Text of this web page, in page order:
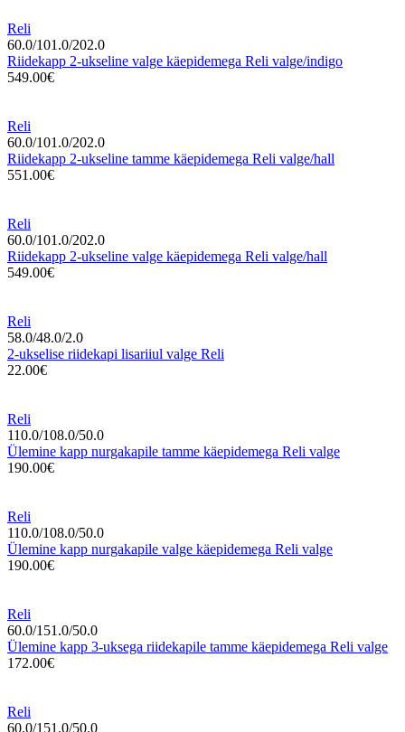
Reli
60.0/101.0/202.0
Riidekapp 2-ukseline valge käepidemega Reli valge/indigo
549.00€
Reli
60.0/101.0/202.0
Riidekapp 2-ukseline tamme käepidemega Reli valge/hall
551.00€
Reli
60.0/101.0/202.0
Riidekapp 2-ukseline valge käepidemega Reli valge/hall
549.00€
Reli
58.0/48.0/2.0
2-ukselise riidekapi lisariiul valge Reli
22.00€
Reli
110.0/108.0/50.0
Ülemine kapp nurgakapile tamme käepidemega Reli valge
190.00€
Reli
110.0/108.0/50.0
Ülemine kapp nurgakapile valge käepidemega Reli valge
190.00€
Reli
60.0/151.0/50.0
Ülemine kapp 3-uksega riidekapile tamme käepidemega Reli valge
172.00€
Reli
60.0/151.0/50.0